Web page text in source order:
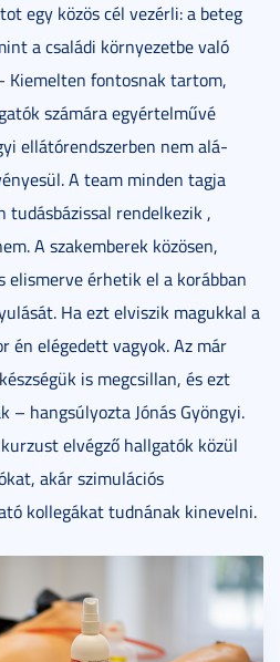
egy közös cél vezérli: a beteg
a családi környezetbe való
Kiemelten fontosnak tartom,
számára egyértelművé
ellátórendszerben nem alá-
A team minden tagja
tudásbázissal rendelkezik ,
A szakemberek közösen,
elismerve érhetik el a korábban
Ha ezt elviszik magukkal a
én elégedett vagyok. Az már
is megcsillan, és ezt
– hangsúlyozta Jónás Gyöngyi.
elvégző hallgatók közül
akár szimulációs
kollegákat tudnának kinevelni.